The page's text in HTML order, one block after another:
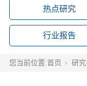
热点研究
行业报告
您当前位置:首页 研